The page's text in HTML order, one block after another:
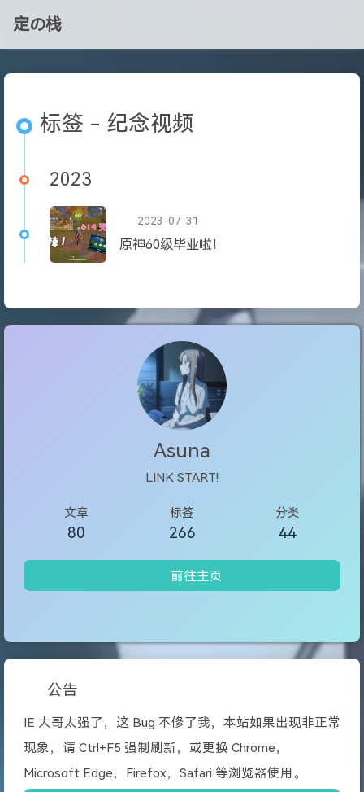
定の栈
标签 - 纪念视频
2023
2023-07-31
原神60级毕业啦！
Asuna
LINK START!
文章
80
标签
266
分类
44
前往主页
公告
IE 大哥太强了，这 Bug 不修了我，本站如果出现非正常
现象，请 Ctrl+F5 强制刷新，或更换 Chrome，
Microsoft Edge，Firefox，Safari 等浏览器使用。